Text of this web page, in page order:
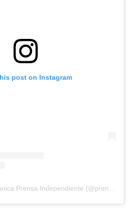
post on Instagram
A post shared by Tibanica Prensa Independiente (@prensatibanica)